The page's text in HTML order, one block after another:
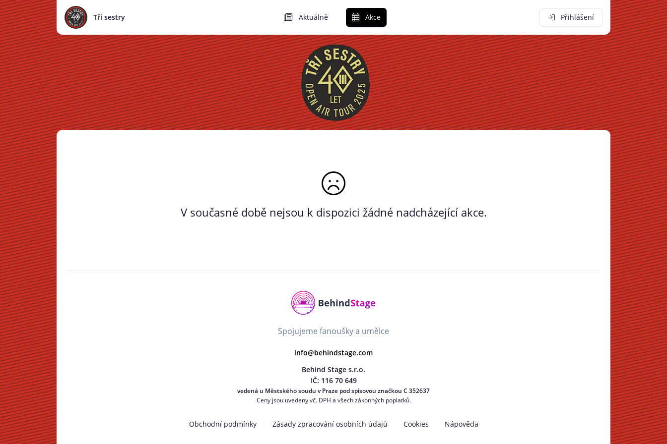
Tři sestry Aktuálně Akce Přihlášení
V současné době nejsou k dispozici žádné nadcházející akce.
Spojujeme fanoušky a umělce
info@behindstage.com
Behind Stage s.r.o.
IČ: 116 70 649
vedená u Městského soudu v Praze pod spisovou značkou C 352637
Ceny jsou uvedeny vč. DPH a všech zákonných poplatků.
Obchodní podmínky Zásady zpracování osobních údajů Cookies Nápověda